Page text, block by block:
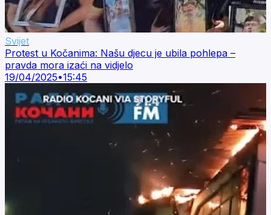
Svijet
Protest u Kočanima: Našu djecu je ubila pohlepa –
pravda mora izaći na vidjelo
19/04/2025•15:45